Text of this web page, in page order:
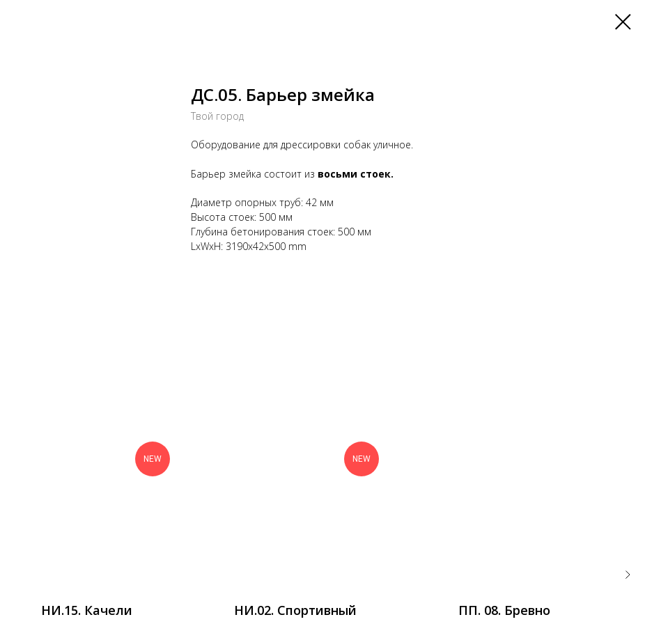
ДС.05. Барьер змейка
Твой город
Оборудование для дрессировки собак уличное.
Барьер змейка состоит из восьми стоек.
Диаметр опорных труб: 42 мм
Высота стоек: 500 мм
Глубина бетонирования стоек: 500 мм
LxWxH: 3190x42x500 mm
NEW
НИ.15. Качели
NEW
НИ.02. Спортивный
ПП. 08. Бревно